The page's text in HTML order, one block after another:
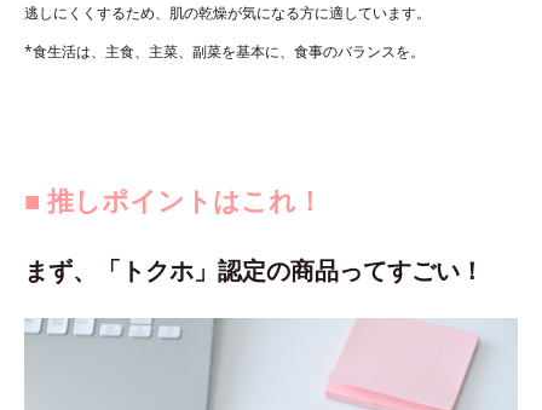
逃しにくくするため、肌の乾燥が気になる方に適しています。
*食生活は、主食、主菜、副菜を基本に、食事のバランスを。
■ 推しポイントはこれ！
まず、「トクホ」認定の商品ってすごい！